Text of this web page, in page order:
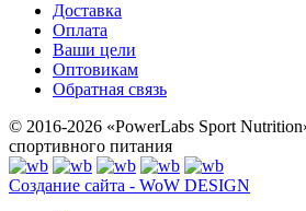
Доставка
Оплата
Ваши цели
Оптовикам
Обратная связь
© 2016-2026 «PowerLabs Sport
спортивного питания
Создание сайта - WoW DESIGN